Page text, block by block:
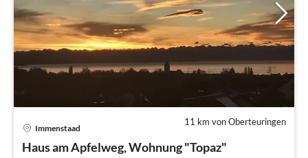
11 km von Oberteuringen
Immenstaad
Haus am Apfelweg, Wohnung "Topaz"